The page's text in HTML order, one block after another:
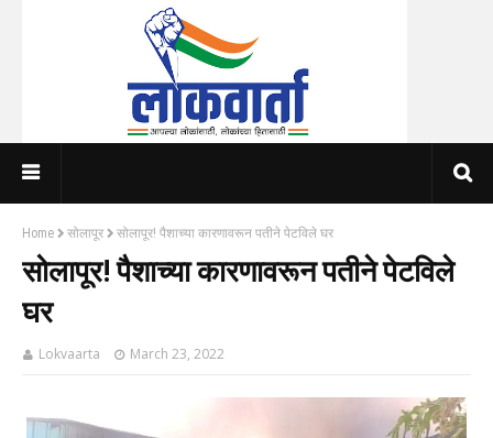
Home सोलापूर सोलापूर! पैशाच्या कारणावरून पतीने पेटविले घर
सोलापूर! पैशाच्या कारणावरून पतीने पेटविले
घर
Lokvaarta March 23, 2022